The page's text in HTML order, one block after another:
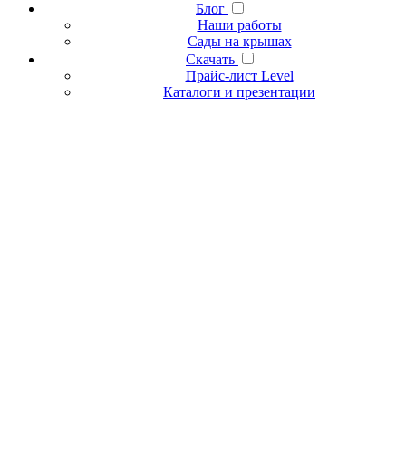
Блог
Наши работы
Сады на крышах
Скачать
Прайс-лист Level
Каталоги и презентации